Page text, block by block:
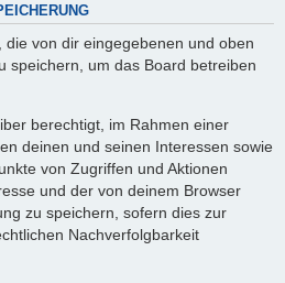
die von dir eingegebenen und oben
speichern, um das Board betreiben
berechtigt, im Rahmen einer
deinen und seinen Interessen sowie
von Zugriffen und Aktionen
und der von deinem Browser
zu speichern, sofern dies zur
Nachverfolgbarkeit